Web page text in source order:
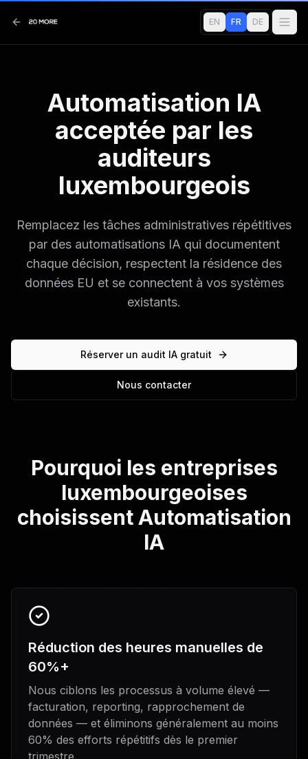
EN FR DE
Automatisation IA
acceptée par les
auditeurs
luxembourgeois
Remplacez les tâches administratives répétitives
par des automatisations IA qui documentent
chaque décision, respectent la résidence des
données EU et se connectent à vos systèmes
existants.
Réserver un audit IA gratuit
Nous contacter
Pourquoi les entreprises
luxembourgeoises
choisissent Automatisation
IA
Réduction des heures manuelles de
60%+
Nous ciblons les processus à volume élevé —
facturation, reporting, rapprochement de
données — et éliminons généralement au moins
60% des efforts répétitifs dès le premier
trimestre.